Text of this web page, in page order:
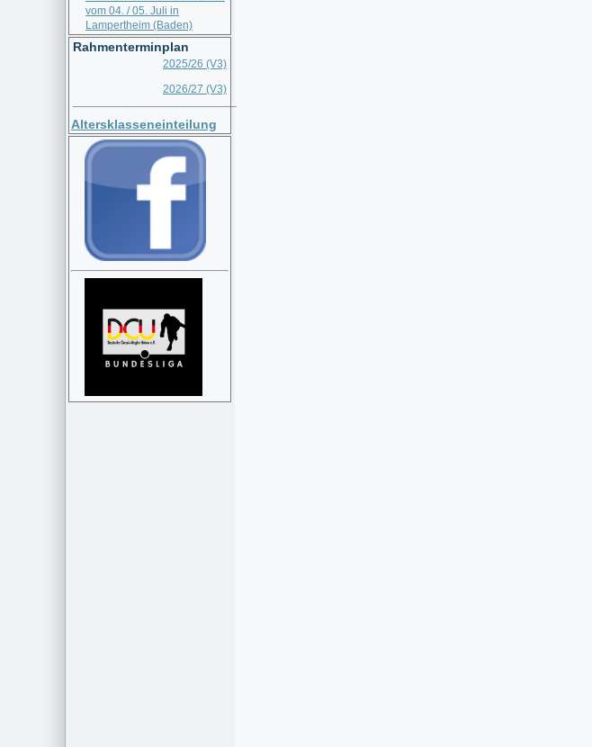
vom 04. / 05. Juli in
Lampertheim (Baden)
Rahmenterminplan
2025/26 (V3)
2026/27 (V3)
Altersklasseneinteilung